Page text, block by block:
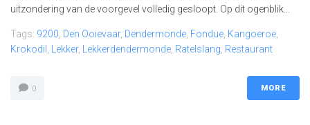
uitzondering van de voorgevel volledig gesloopt. Op dit ogenblik...
Tags: 9200 Den Ooievaar, Dendermonde Fondue Kangoeroe
Krokodil
Lekker, Lekkerdendermonde Ratelslang Restaurant
0 MORE